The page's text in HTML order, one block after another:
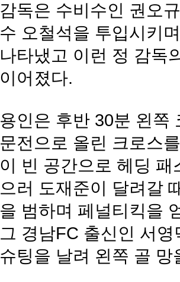
감독은 수비수인 권오
수 오철석을 투입시키
나타냈고 이런 정 감독
이어졌다.
용인은 후반 30분 왼쪽
문전으로 올린 크로스
이 빈 공간으로 헤딩
으러 도재준이 달려갈
을 범하며 페널티킥을
그 경남FC 출신인 서
슈팅을 날려 왼쪽 골 망